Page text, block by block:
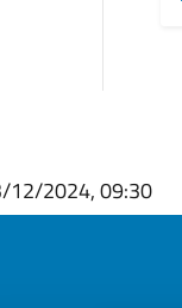
12/2024, 09:30